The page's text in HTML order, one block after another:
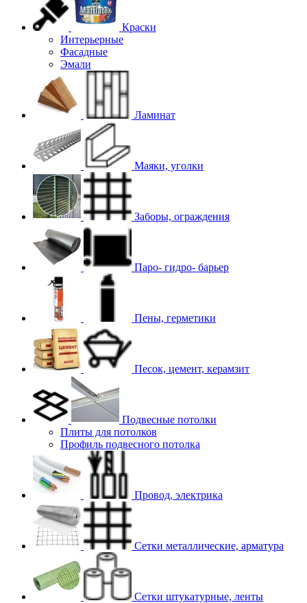
Краски
Интерьерные
Фасадные
Эмали
Ламинат
Маяки, уголки
Заборы, ограждения
Паро- гидро- барьер
Пены, герметики
Песок, цемент, керамзит
Подвесные потолки
Плиты для потолков
Профиль подвесного потолка
Провод, электрика
Сетки металлические, арматура
Сетки штукатурные, ленты